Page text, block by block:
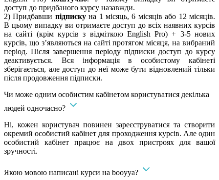
доступ до придбаного курсу назавжди.
2) Придбавши підпискуна 1 місяць, 6 місяців або 12 місяців.
В цьому випадку ви отримаєте доступ до всіх наявних курсів
на сайті (крім курсів з відміткою English Pro) + 3-5 нових
курсів, що з’являються на сайті протягом місяця, на вибраний
період. Після завершення періоду підписки доступ до курсу
деактивується. Вся інформація в особистому кабінеті
зберігається, але доступ до неї може бути відновлений тільки
після продовження підписки.
Чи може одним особистим кабінетом користуватися декілька
людей одночасно?
Ні, кожен користувач повинен зареєструватися та створити
окремий особистий кабінет для проходження курсів. Але один
особистий кабінет працює на двох пристроях для вашої
зручності.
Якою мовою написані курси на booyya?